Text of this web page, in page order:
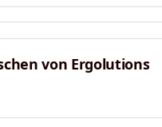
von Ergolutions